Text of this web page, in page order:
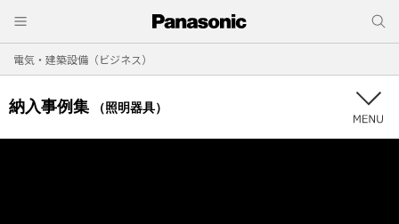
電気・建築設備（ビジネス）
納入事例集 （照明器具）